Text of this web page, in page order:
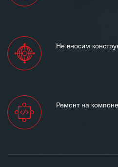
Не вносим
Ремонт на